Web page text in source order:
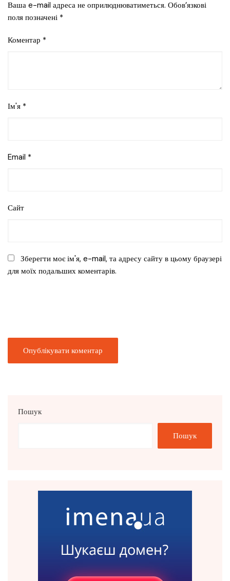
Ваша e-mail адреса не оприлюднюватиметься. Обов’язкові
поля позначені *
Коментар *
Ім'я *
Email *
Сайт
Зберегти моє ім'я, e-mail, та адресу сайту в цьому браузері
для моїх подальших коментарів.
Пошук
Пошук